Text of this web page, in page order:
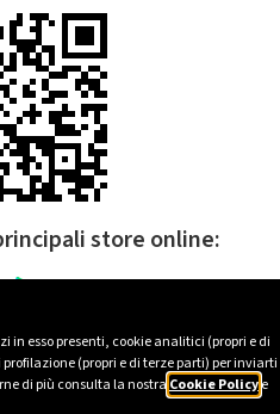
in esso presenti, cookie analitici (propri e di
(propri e di terze parti) per inviarti
di più consulta la nostra Cookie Policye
store online: